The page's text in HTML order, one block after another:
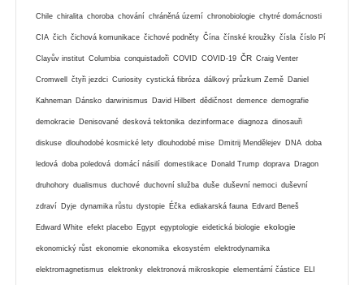
Chile chiralita choroba chování chráněná území chronobiologie chytré domácnosti
CIA čich čichová komunikace čichové podněty Čína čínské kroužky čísla číslo Pí
Clayův institut Columbia conquistadoři COVID COVID-19 ČR Craig Venter
Cromwell čtyři jezdci Curiosity cystická fibróza dálkový průzkum Země Daniel
Kahneman Dánsko darwinismus David Hilbert dědičnost demence demografie
demokracie Denisované desková tektonika dezinformace diagnoza dinosauři
diskuse dlouhodobé kosmické lety dlouhodobé mise Dmitrij Mendělejev DNA doba
ledová doba poledová domácí násilí domestikace Donald Trump doprava Dragon
druhohory dualismus duchové duchovní služba duše duševní nemoci duševní
zdraví Dyje dynamika růstu dystopie Éčka ediakarská fauna Edvard Beneš
Edward White efekt placebo Egypt egyptologie eidetická biologie ekologie
ekonomický růst ekonomie ekonomika ekosystém elektrodynamika
elektromagnetismus elektronky elektronová mikroskopie elementární částice ELI